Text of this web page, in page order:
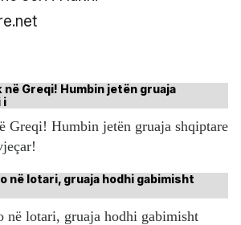
Greqi! Humbin jetën gruaja shqiptare
në lotari, gruaja hodhi gabimisht